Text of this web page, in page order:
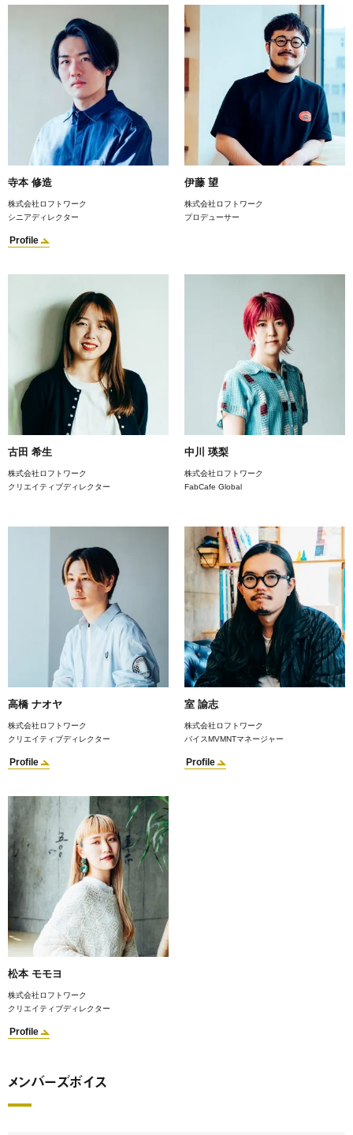
寺本 修造
株式会社ロフトワーク
シニアディレクター
Profile
伊藤 望
株式会社ロフトワーク
プロデューサー
古田 希生
株式会社ロフトワーク
クリエイティブディレクター
中川 瑛梨
株式会社ロフトワーク
FabCafe Global
高橋 ナオヤ
株式会社ロフトワーク
クリエイティブディレクター
Profile
室 諭志
株式会社ロフトワーク
バイスMVMNTマネージャー
Profile
松本 モモヨ
株式会社ロフトワーク
クリエイティブディレクター
Profile
メンバーズボイス